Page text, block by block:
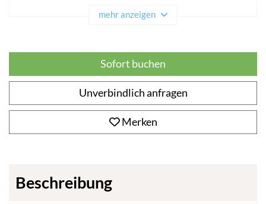
mehr anzeigen
Sofort buchen
Unverbindlich anfragen
Merken
Beschreibung